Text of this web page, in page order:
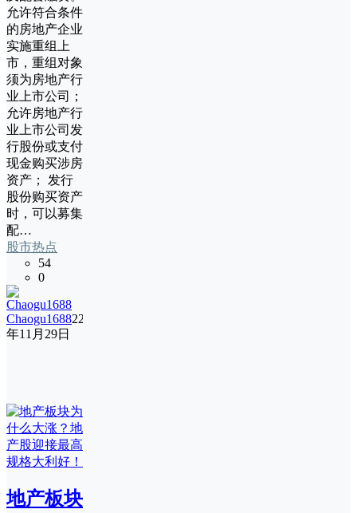
允许符合条件
的房地产企业
实施重组上
市，重组对象
须为房地产行
业上市公司；
允许房地产行
业上市公司发
行股份或支付
现金购买涉房
资产； 发行
股份购买资产
时，可以募集
配…
股市热点
54
0
Chaogu168822
年11月29日
地产板块